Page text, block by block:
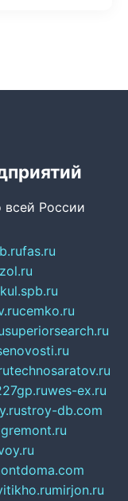
всей России
fas.ru
cemko.ru
superiorsearch.ru
technosaratov.ru
wes-ex.ru
stroy-db.com
mirjon.ru